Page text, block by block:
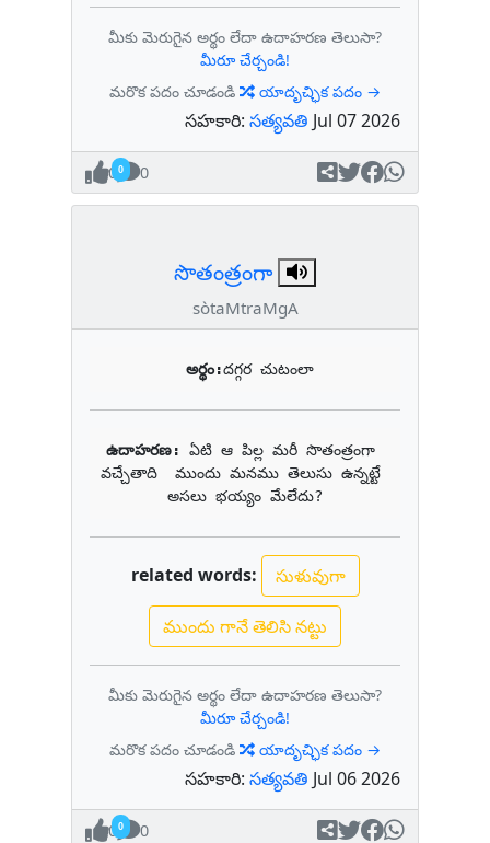
మీకు మెరుగైన అర్థం లేదా ఉదాహరణ తెలుసా?
మీరూ చేర్చండి!
మరొక పదం చూడండి
యాదృచ్ఛిక పదం →
సహకారి: సత్యవతి Jul 07 2026
0 0
సొతంత్రంగా
sòtaMtraMgA
అర్థం:దగ్గర చుటంలా
ఉదాహరణ: ఏటి ఆ పిల్ల మరీ సొతంత్రంగా
వచ్చేతాది  ముందు మనము తెలుసు ఉన్నట్టే
అసలు భయ్యం మేలేదు?
related words: సుళువుగా
ముందు గానే తెలిసి నట్టు
మీకు మెరుగైన అర్థం లేదా ఉదాహరణ తెలుసా?
మీరూ చేర్చండి!
మరొక పదం చూడండి
యాదృచ్ఛిక పదం →
సహకారి: సత్యవతి Jul 06 2026
0 0